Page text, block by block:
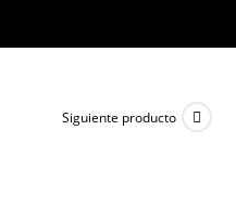
Siguiente producto